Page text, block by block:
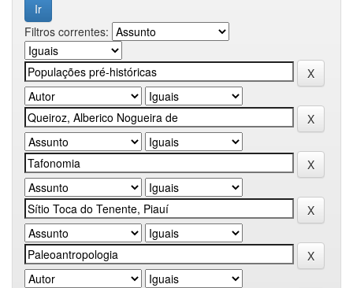
Filtros correntes: